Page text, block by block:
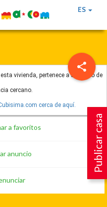
ES
Publicar casa
vistas
a favoritos
anuncio
vivienda, pertenece a un punto de
cercano.
cerca de aquí.